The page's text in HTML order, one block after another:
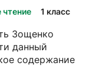
чтение 1 класс
Зощенко
данный
содержание